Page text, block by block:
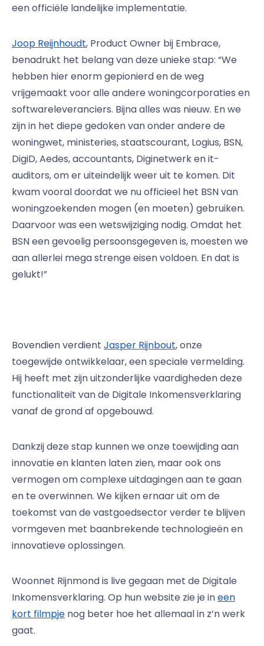
een officiële landelijke implementatie.
Joop Reijnhoudt, Product Owner bij Embrace,
benadrukt het belang van deze unieke stap: “We
hebben hier enorm gepionierd en de weg
vrijgemaakt voor alle andere woningcorporaties en
softwareleveranciers. Bijna alles was nieuw. En we
zijn in het diepe gedoken van onder andere de
woningwet, ministeries, staatscourant, Logius, BSN,
DigiD, Aedes, accountants, Diginetwerk en it-
auditors, om er uiteindelijk weer uit te komen. Dit
kwam vooral doordat we nu officieel het BSN van
woningzoekenden mogen (en moeten) gebruiken.
Daarvoor was een wetswijziging nodig. Omdat het
BSN een gevoelig persoonsgegeven is, moesten we
aan allerlei mega strenge eisen voldoen. En dat is
gelukt!”
Bovendien verdient Jasper Rijnbout, onze
toegewijde ontwikkelaar, een speciale vermelding.
Hij heeft met zijn uitzonderlijke vaardigheden deze
functionaliteit van de Digitale Inkomensverklaring
vanaf de grond af opgebouwd.
Dankzij deze stap kunnen we onze toewijding aan
innovatie en klanten laten zien, maar ook ons
vermogen om complexe uitdagingen aan te gaan
en te overwinnen. We kijken ernaar uit om de
toekomst van de vastgoedsector verder te blijven
vormgeven met baanbrekende technologieën en
innovatieve oplossingen.
Woonnet Rijnmond is live gegaan met de Digitale
Inkomensverklaring. Op hun website zie je ineen
kort filmpje nog beter hoe het allemaal in z’n werk
gaat.